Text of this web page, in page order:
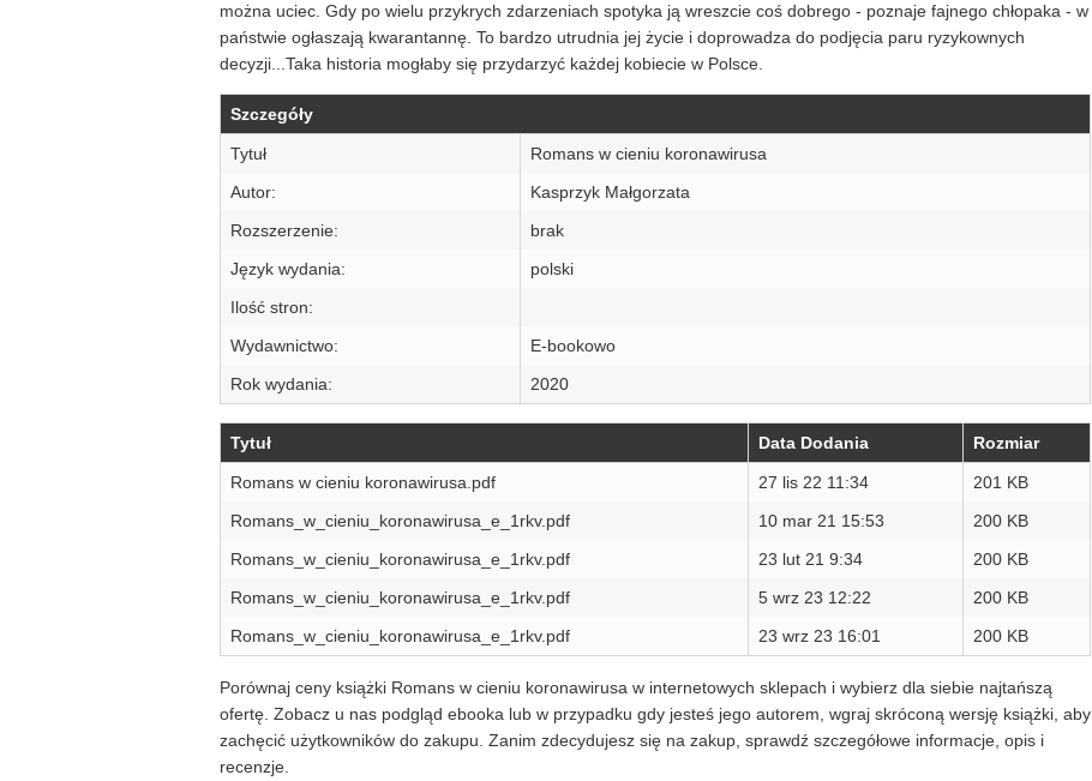
można uciec. Gdy po wielu przykrych zdarzeniach spotyka ją wreszcie coś dobrego - poznaje fajnego chłopaka - w
państwie ogłaszają kwarantannę. To bardzo utrudnia jej życie i doprowadza do podjęcia paru ryzykownych
decyzji...Taka historia mogłaby się przydarzyć każdej kobiecie w Polsce.
Szczegóły
Tytuł
Romans w cieniu koronawirusa
Autor:
Kasprzyk Małgorzata
Rozszerzenie:
brak
Język wydania:
polski
Ilość stron:
Wydawnictwo:
E-bookowo
Rok wydania:
2020
Tytuł Data Dodania Rozmiar
Romans w cieniu koronawirusa.pdf 27 lis 22 11:34
201 KB
Romans_w_cieniu_koronawirusa_e_1rkv.pdf
10 mar 21 15:53
200 KB
Romans_w_cieniu_koronawirusa_e_1rkv.pdf
23 lut 21 9:34
200 KB
Romans_w_cieniu_koronawirusa_e_1rkv.pdf
5 wrz 23 12:22
200 KB
Romans_w_cieniu_koronawirusa_e_1rkv.pdf
23 wrz 23 16:01 200 KB
Porównaj ceny książki Romans w cieniu koronawirusa w internetowych sklepach i wybierz dla siebie najtańszą
ofertę. Zobacz u nas podgląd ebooka lub w przypadku gdy jesteś jego autorem, wgraj skróconą wersję książki, aby
zachęcić użytkowników do zakupu. Zanim zdecydujesz się na zakup, sprawdź szczegółowe informacje, opis i
recenzje.